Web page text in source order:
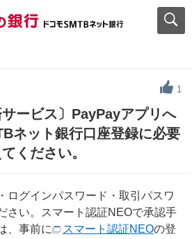
1
サービス〕PayPayアプリへ
ネット銀行口座登録に必要
ください。
ログインパスワード・取引パスワ
さい。スマート認証NEOで承認手
、事前に
スマート認証NEOの登